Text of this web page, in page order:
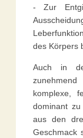
- Zur
des Körpers
Auch in
komplexe,
dominant
aus den
Geschmack